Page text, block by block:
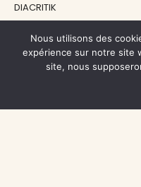
DIACRITIK
NOS SOUTIENS
CENTRE NATIONAL DU LIVRE
Nous utilisons des
expérience sur notre site
site, nous